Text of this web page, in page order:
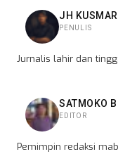
JH
PENULIS
Jurnalis lahir dan
SATMOKO
EDITOR
Pemimpin redaksi